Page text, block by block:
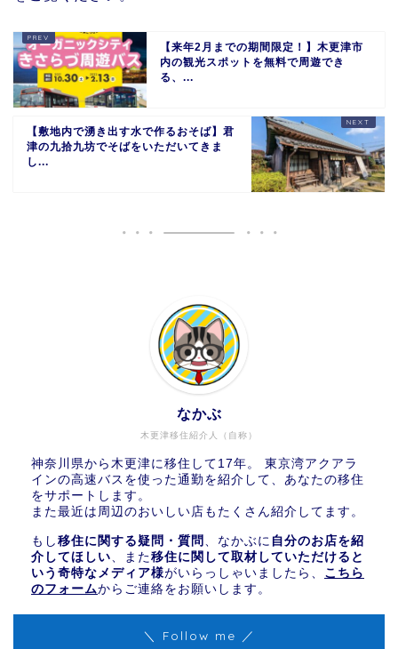
【来年2月までの期間限定！】木更津市
内の観光スポットを無料で周遊でき
る、...
【敷地内で湧き出す水で作るおそば】君
津の九拾九坊でそばをいただいてきま
し...
木更津移住紹介人（自称）
なかぶ
神奈川県から木更津に移住して17年。 東京湾アクアラ
インの高速バスを使った通勤を紹介して、あなたの移住
をサポートします。
また最近は周辺のおいしい店もたくさん紹介してます。
もし 移住に関する疑問・質問 、なかぶに 自分のお店を紹
介してほしい 、また移住に関して取材していただけると
いう奇特なメディア様がいらっしゃいましたら、 こちら
のフォームからご連絡をお願いします。
＼ Follow me ／